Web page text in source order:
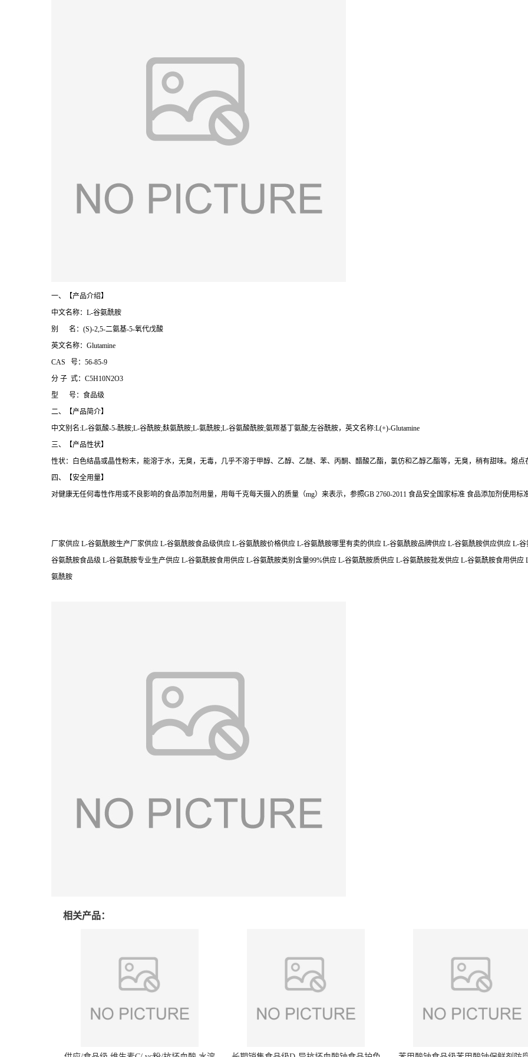
一、【产品介绍】
中文名称：L-谷氨酰胺
别 名：(S)-2,5-二氨基-5-氧代戊酸
英文名称：Glutamine
CAS 号：56-85-9
分 子 式：C5H10N2O3
型 号：食品级
二、【产品简介】
中文别名:L-谷氨酸-5-酰胺;L-谷酰胺;麸氨酰胺;L-氨酰胺;L-谷氨酸酰胺;氨羰基丁氨酸;左谷酰胺，英文名称:L(+)-Glutamine
三、【产品性状】
性状：白色结晶或晶性粉末，能溶于水，无臭，无毒，几乎不溶于甲醇、乙醇、乙醚、苯、丙酮、醋酸乙酯，氯仿和乙醇乙酯等，无臭，稍有甜味。熔点
四、【安全用量】
对健康无任何毒性作用或不良影响的食品添加剂用量，用每千克每天摄入的质量（mg）来表示，参照GB 2760-2011 食品安全国家标准 食品添加剂使用标准
厂家供应 L-谷氨酰胺生产厂家供应 L-谷氨酰胺食品级供应 L-谷氨酰胺价格供应 L-谷氨酰胺哪里有卖的供应 L-谷氨酰胺品牌供应 L-谷氨酰胺供应供应 L-
谷氨酰胺食品级 L-谷氨酰胺专业生产供应 L-谷氨酰胺食用供应 L-谷氨酰胺类别含量99%供应 L-谷氨酰胺质供应 L-谷氨酰胺批发供应 L-谷氨酰胺食用供
氨酰胺
相关产品：